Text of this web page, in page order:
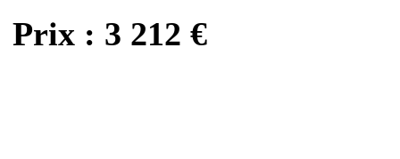
Prix : 3 212 €